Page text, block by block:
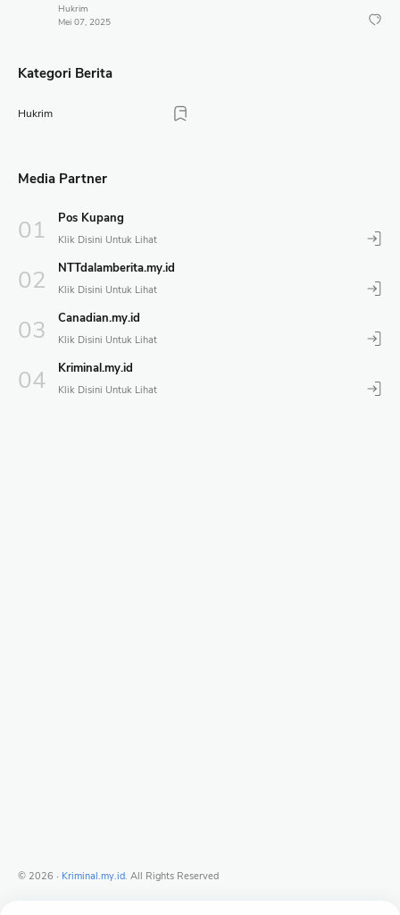
Hukrim
Mei 07, 2025
Kategori Berita
Hukrim
Media Partner
Pos Kupang
NTTdalamberita.my.id
Canadian.my.id
Kriminal.my.id
© 2026 ‧ Kriminal.my.id. All Rights Reserved